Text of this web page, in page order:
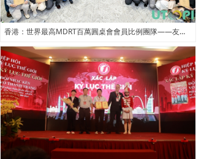
香港：世界最高MDRT百萬圓桌會會員比例團隊——友邦香港 UTOPIA 團隊